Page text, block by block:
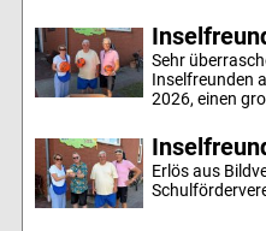
Sehr
Inselfreunden
2026, einen
Erlös aus